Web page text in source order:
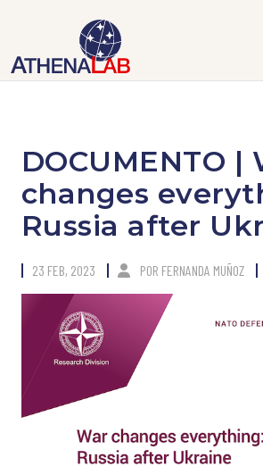
DOCUMENTO |
changes
Russia after
23 FEB, 2023 POR FERNANDA MUÑOZ